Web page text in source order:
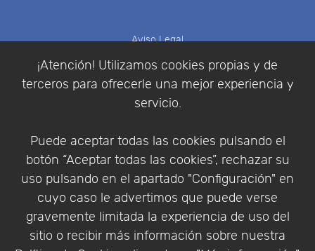
¡Atención! Utilizamos cookies propias y de
terceros para ofrecerle una mejor experiencia y
servicio.
Puede aceptar todas las cookies pulsando el
botón “Aceptar todas las cookies”, rechazar su
uso pulsando en el apartado "Configuración" en
cuyo caso le advertimos que puede verse
gravemente limitada la experiencia de uso del
sitio o recibir más información sobre nuestra
Aviso Legal
Política de Privacidad
Condiciones de compra
Identificarse
Empresa|Aviso Legal| Política de Privacidad |
Política de Cookies